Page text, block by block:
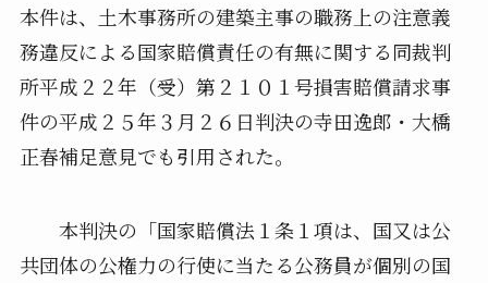
本件は、土木事務所の建築主事の職務上の注意義
務違反による国家賠償責任の有無に関する同裁判
所平成２２年（受）第２１０１号損害賠償請求事
件の平成２５年３月２６日判決の寺田逸郎・大橋
正春補足意見でも引用された。
本判決の「国家賠償法１条１項は、国又は公
共団体の公権力の行使に当たる公務員が個別の国